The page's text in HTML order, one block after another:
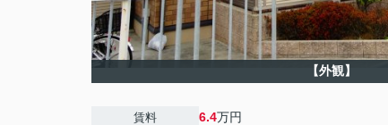
【外観】
賃料 6.4万円